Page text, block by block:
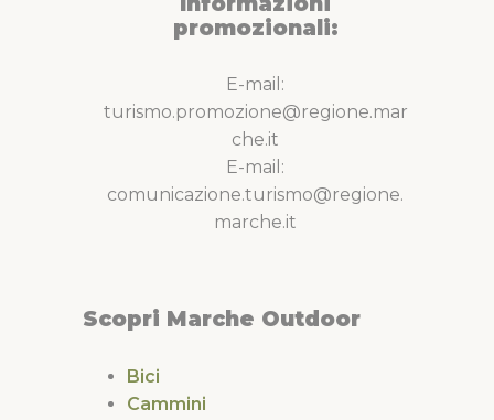
promozionali:
E-mail:
turismo.promozione@regione.mar
che.it
E-mail:
comunicazione.turismo@regione.
marche.it
Scopri Marche Outdoor
Bici
Cammini